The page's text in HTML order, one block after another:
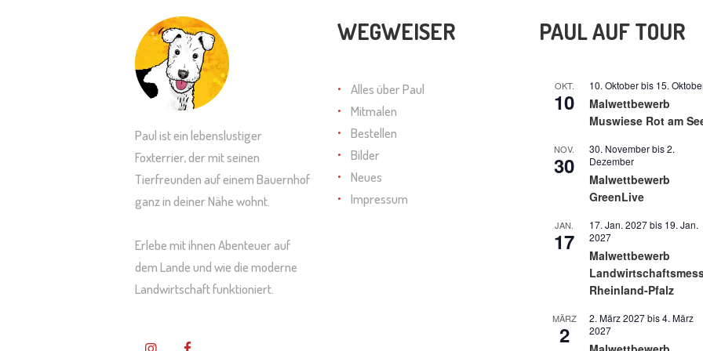
Produktseite
gewählt
Produktseite
gewählt
Paul ist ein lebenslustiger
Foxterrier, der mit seinen
Tierfreunden auf einem Bauernhof
ganz in deiner Nähe wohnt.
Erlebe mit ihnen Abenteuer auf
dem Lande und wie die moderne
Landwirtschaft funktioniert.
WEGWEISER
Alles über Paul
Mitmalen
Bestellen
Bilder
Neues
Impressum
PAUL AUF TOUR
OKT.
10
10. Oktoberbis 15.
Malwettbewerb
Muswiese Rot am
NOV.
30
30. Novemberbis2.
Dezember
Malwettbewerb
GreenLive
JAN.
17
17. Jan. 2027bis 19. Jan.
2027
Malwettbewerb
Rheinland-Pfalz
MÄRZ
2
2. März 2027bis4. März
2027